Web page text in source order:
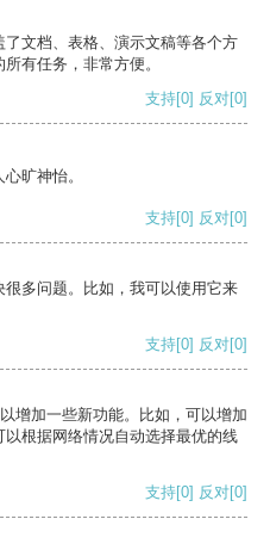
文档、表格、演示文稿等各个方
有任务，非常方便。
支持[0] 反对[0]
旷神怡。
支持[0] 反对[0]
多问题。比如，我可以使用它来
支持[0] 反对[0]
增加一些新功能。比如，可以增加
根据网络情况自动选择最优的线
支持[0] 反对[0]